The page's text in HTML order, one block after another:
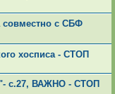
совместно с СБФ
хосписа - СТОП
с.27, ВАЖНО - СТОП